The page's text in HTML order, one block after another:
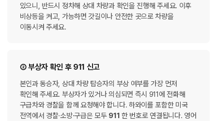
있으니, 반드시 정차해 상대 차량과 확인을 진행해 주세요. 이후
비상등을 켜고, 가능하면 갓길이나 안전한 곳으로 차량을
이동시켜 주세요.
② 부상자 확인 후 911 신고
본인과 동승자, 상대 차량 탑승자의 부상 여부를 가장 먼저
확인해 주세요. 부상자가 있거나 의심되면 즉시 911에 전화해
구급차와 경찰을 함께 요청해야 합니다. 하와이를 포함한 미국
전역에서 경찰·소방·구급은 모두 911 한 번호로 연결됩니다. 영어